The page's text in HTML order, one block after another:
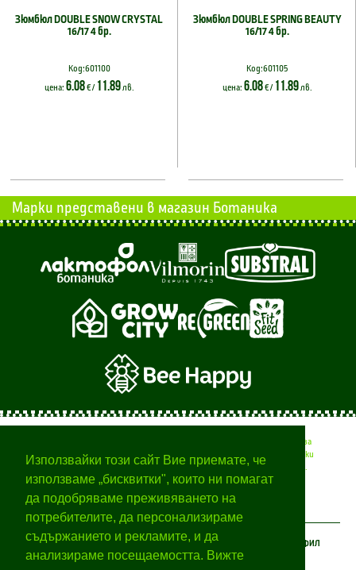
Използвайки този сайт Вие приемате, че
използваме „бисквитки", които ни помагат
да подобряваме преживяването на
потребителите, да персонализираме
съдържанието и рекламите, и да
анализираме посещаемостта. Вижте
Зюмбюл DOUBLE SNOW CRYSTAL
16/17 4 бр.
Код:601100
цена: 6.08€ / 11.89лв.
Зюмбюл DOUBLE SPRING BEAUTY
16/17 4 бр.
Код:601105
цена: 6.08€ / 11.89лв.
Марки представени в магазин Ботаника
Тук ще намерите полезни съвети от професионалисти за
вашата градина, времето за различните селскостопански
дейности и начини за отглеждане на различни растения.
КЛИЕНТСКИ ЦЕНТЪР
Условия за ползване
ЗА БОТАНИКА
За нас
МОЯТ ПРОФИЛ